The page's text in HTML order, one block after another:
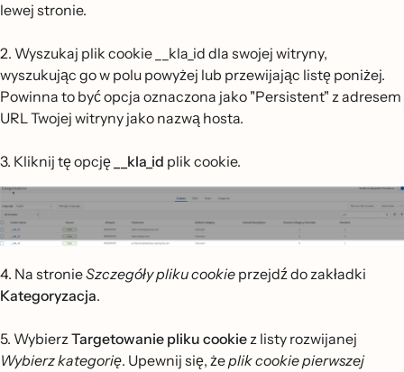
lewej stronie.
2. Wyszukaj plik cookie __kla_id dla swojej witryny,
wyszukując go w polu powyżej lub przewijając listę poniżej.
Powinna to być opcja oznaczona jako "Persistent" z adresem
URL Twojej witryny jako nazwą hosta.
3. Kliknij tę opcję __kla_id plik cookie.
4. Na stronieSzczegóły pliku cookie przejdź do zakładki
Kategoryzacja.
5. WybierzTargetowanie pliku cookiez listy rozwijanej
Wybierz kategorię. Upewnij się, żeplik cookie pierwszej